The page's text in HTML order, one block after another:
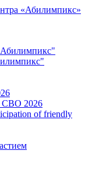
СВО 2026
of friendly